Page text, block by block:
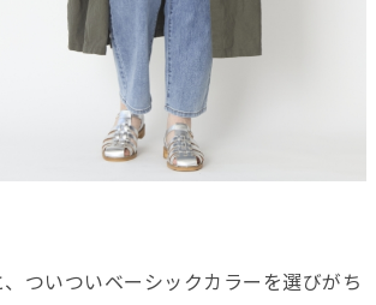
ついついベーシックカラーを選びがち